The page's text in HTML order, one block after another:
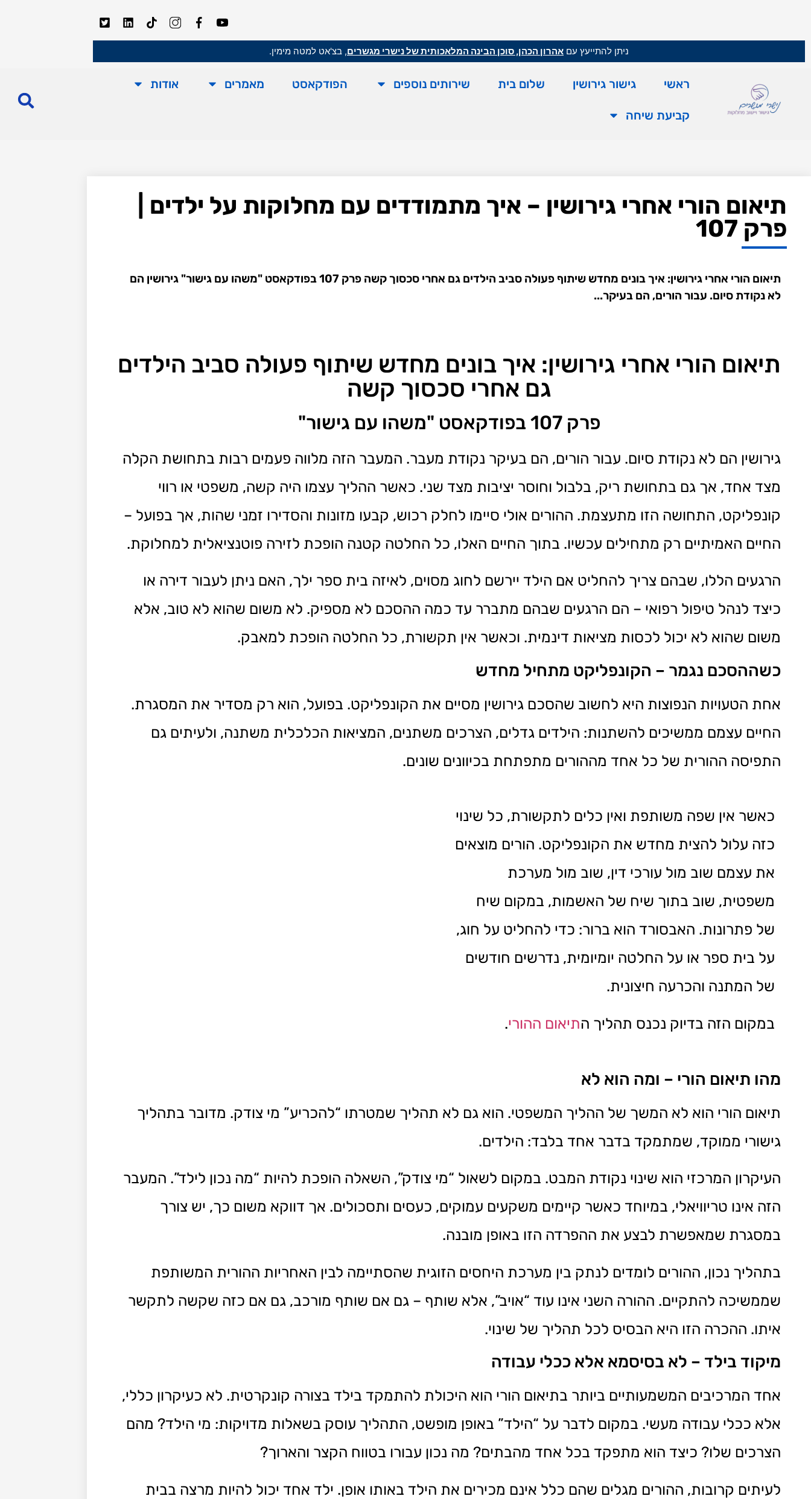
ניתן להתייעץ עם אהרון הכהן, סוכן הבינה המלאכותית של נישרי מגשרים, בצ'אט למטה מימין.
ראשי גישור גירושין שלום בית שירותים נוספים הפודקאסט מאמרים אודות
קביעת שיחה
תיאום הורי אחרי גירושין – איך מתמודדים עם מחלוקות על ילדים |
פרק 107
תיאום הורי אחרי גירושין: איך בונים מחדש שיתוף פעולה סביב הילדים גם אחרי סכסוך קשה פרק 107 בפודקאסט "משהו עם גישור" גירושין הם
לא נקודת סיום. עבור הורים, הם בעיקר...
תיאום הורי אחרי גירושין: איך בונים מחדש שיתוף פעולה סביב הילדים
גם אחרי סכסוך קשה
פרק 107 בפודקאסט "משהו עם גישור"
גירושין הם לא נקודת סיום. עבור הורים, הם בעיקר נקודת מעבר. המעבר הזה מלווה פעמים רבות בתחושת הקלה
מצד אחד, אך גם בתחושת ריק, בלבול וחוסר יציבות מצד שני. כאשר ההליך עצמו היה קשה, משפטי או רווי
קונפליקט, התחושה הזו מתעצמת. ההורים אולי סיימו לחלק רכוש, קבעו מזונות והסדירו זמני שהות, אך בפועל –
החיים האמיתיים רק מתחילים עכשיו. בתוך החיים האלו, כל החלטה קטנה הופכת לזירה פוטנציאלית למחלוקת.
הרגעים הללו, שבהם צריך להחליט אם הילד יירשם לחוג מסוים, לאיזה בית ספר ילך, האם ניתן לעבור דירה או
כיצד לנהל טיפול רפואי – הם הרגעים שבהם מתברר עד כמה ההסכם לא מספיק. לא משום שהוא לא טוב, אלא
משום שהוא לא יכול לכסות מציאות דינמית. וכאשר אין תקשורת, כל החלטה הופכת למאבק.
כשההסכם נגמר – הקונפליקט מתחיל מחדש
אחת הטעויות הנפוצות היא לחשוב שהסכם גירושין מסיים את הקונפליקט. בפועל, הוא רק מסדיר את המסגרת.
החיים עצמם ממשיכים להשתנות: הילדים גדלים, הצרכים משתנים, המציאות הכלכלית משתנה, ולעיתים גם
התפיסה ההורית של כל אחד מההורים מתפתחת בכיוונים שונים.
כאשר אין שפה משותפת ואין כלים לתקשורת, כל שינוי
כזה עלול להצית מחדש את הקונפליקט. הורים מוצאים
את עצמם שוב מול עורכי דין, שוב מול מערכת
משפטית, שוב בתוך שיח של האשמות, במקום שיח
של פתרונות. האבסורד הוא ברור: כדי להחליט על חוג,
על בית ספר או על החלטה יומיומית, נדרשים חודשים
של המתנה והכרעה חיצונית.
במקום הזה בדיוק נכנס תהליך התיאום ההורי.
מהו תיאום הורי – ומה הוא לא
תיאום הורי הוא לא המשך של ההליך המשפטי. הוא גם לא תהליך שמטרתו “להכריע” מי צודק. מדובר בתהליך
גישורי ממוקד, שמתמקד בדבר אחד בלבד: הילדים.
העיקרון המרכזי הוא שינוי נקודת המבט. במקום לשאול “מי צודק”, השאלה הופכת להיות “מה נכון לילד”. המעבר
הזה אינו טריוויאלי, במיוחד כאשר קיימים משקעים עמוקים, כעסים ותסכולים. אך דווקא משום כך, יש צורך
במסגרת שמאפשרת לבצע את ההפרדה הזו באופן מובנה.
בתהליך נכון, ההורים לומדים לנתק בין מערכת היחסים הזוגית שהסתיימה לבין האחריות ההורית המשותפת
שממשיכה להתקיים. ההורה השני אינו עוד “אויב”, אלא שותף – גם אם שותף מורכב, גם אם כזה שקשה לתקשר
איתו. ההכרה הזו היא הבסיס לכל תהליך של שינוי.
מיקוד בילד – לא בסיסמא אלא ככלי עבודה
אחד המרכיבים המשמעותיים ביותר בתיאום הורי הוא היכולת להתמקד בילד בצורה קונקרטית. לא כעיקרון כללי,
אלא ככלי עבודה מעשי. במקום לדבר על “הילד” באופן מופשט, התהליך עוסק בשאלות מדויקות: מי הילד? מהם
הצרכים שלו? כיצד הוא מתפקד בכל אחד מהבתים? מה נכון עבורו בטווח הקצר והארוך?
לעיתים קרובות, ההורים מגלים שהם כלל אינם מכירים את הילד באותו אופן. ילד אחד יכול להיות מרצה בבית